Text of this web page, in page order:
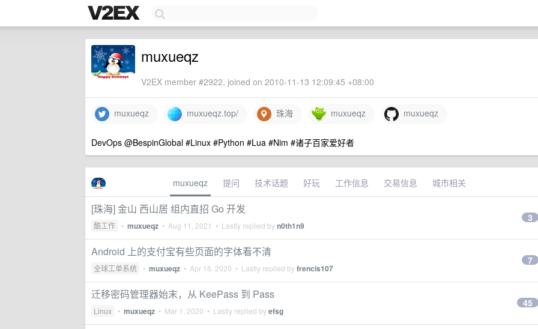
muxueqz
V2EX member #2922, joined on 2010-11-13 12:09:45 +08:00
muxueqz muxueqz.top/ 珠海 muxueqz muxueqz
DevOps @BespinGlobal #Linux #Python #Lua #Nim #诸子百家爱好者
muxueqz 提问 技术话题 好玩 工作信息 交易信息 城市相关
[珠海] 金山 西山居 组内直招 Go 开发
酷工作 • muxueqz • Aug 11, 2021 • Lastly replied byn0th1n9
3
Android 上的支付宝有些页面的字体看不清
全球工单系统 • muxueqz • Apr 16, 2020 • Lastly replied byfrencis107
7
迁移密码管理器始末，从 KeePass 到 Pass
Linux • muxueqz • Mar 1, 2020 • Lastly replied byefsg
45